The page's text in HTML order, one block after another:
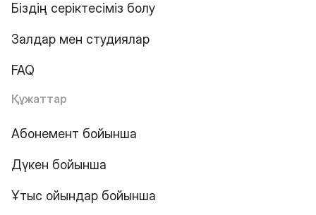
Біздің серіктесіміз болу
Залдар мен студиялар
FAQ
Құжаттар
Абонемент бойынша
Дүкен бойынша
Ұтыс ойындар бойынша